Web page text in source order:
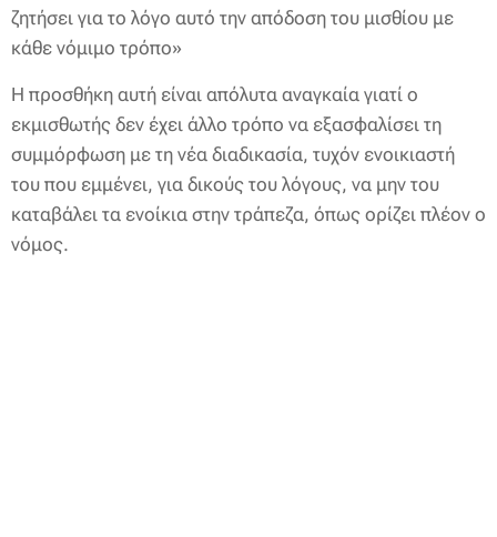
ζητήσει για το λόγο αυτό την απόδοση του μισθίου με
κάθε νόμιμο τρόπο»
Η προσθήκη αυτή είναι απόλυτα αναγκαία γιατί ο
εκμισθωτής δεν έχει άλλο τρόπο να εξασφαλίσει τη
συμμόρφωση με τη νέα διαδικασία, τυχόν ενοικιαστή
του που εμμένει, για δικούς του λόγους, να μην του
καταβάλει τα ενοίκια στην τράπεζα, όπως ορίζει πλέον ο
νόμος.